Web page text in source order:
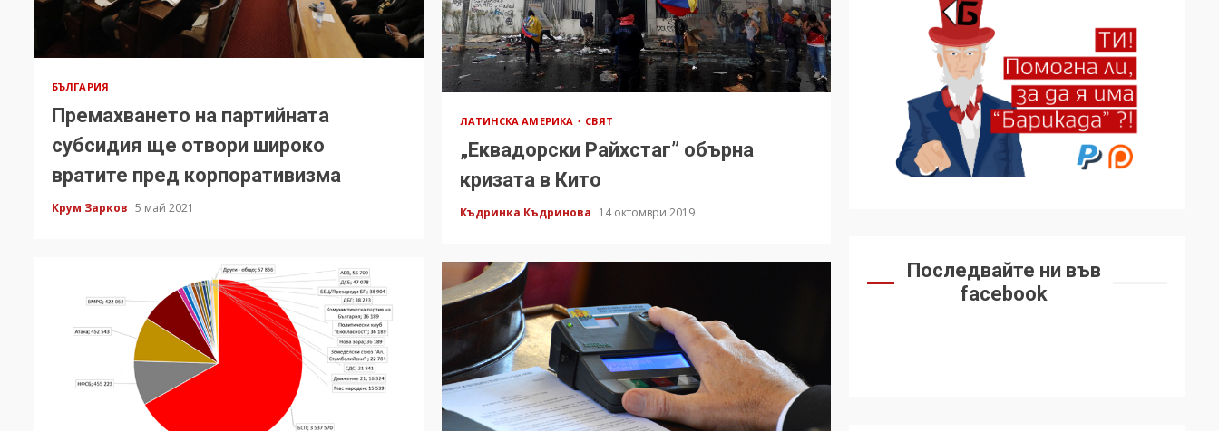
БЪЛГАРИЯ
Премахването на партийната
субсидия ще отвори широко
вратите пред корпоративизма
Крум Зарков 5 май 2021
ЛАТИНСКА АМЕРИКА СВЯТ
„Еквадорски Райхстаг” обърна
кризата в Кито
Къдринка Къдринова 14 октомври 2019
Последвайте ни във
facebook